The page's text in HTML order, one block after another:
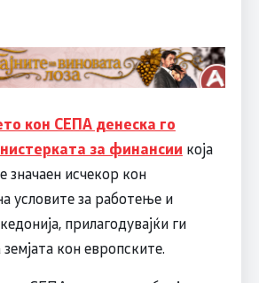
кон СЕПА денеска го
за финансии која
значаен исчекор кон
условите за работење и
прилагодувајќи ги
кон европските.